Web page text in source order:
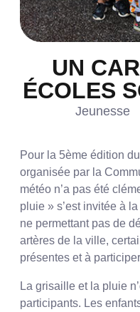
UN
ÉCOLES
Jeunesse
Pour la 5ème édition
organisée par la
météo n’a pas été
pluie » s’est invitée à
ne permettant pas de
artères de la ville,
présentes et à
La grisaille et la pluie
participants. Les